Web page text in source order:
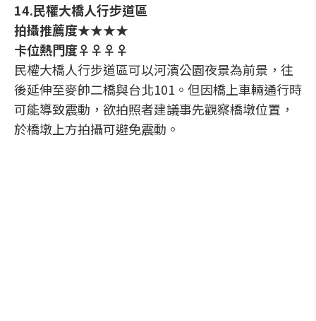
14.民權大橋人行步道區
拍攝推薦度★★★★
卡位熱門度♀♀♀♀
民權大橋人行步道區可以河濱公園夜景為前景，往
後延伸至麥帥二橋與台北101。但因橋上車輛通行時
可能導致震動，欲拍照者建議事先觀察橋墩位置，
於橋墩上方拍攝可避免震動。